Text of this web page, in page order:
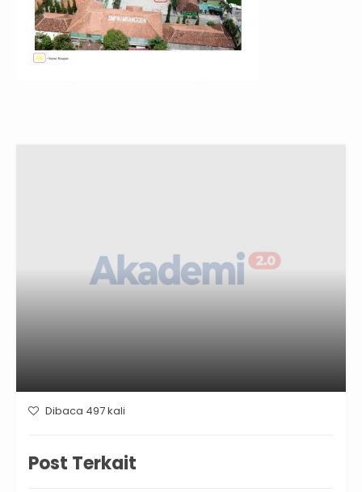
Dibaca 497 kali
Post Terkait